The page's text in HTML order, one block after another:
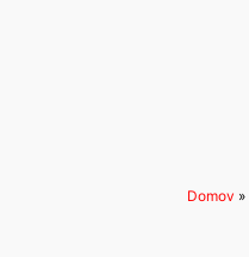
Domov »